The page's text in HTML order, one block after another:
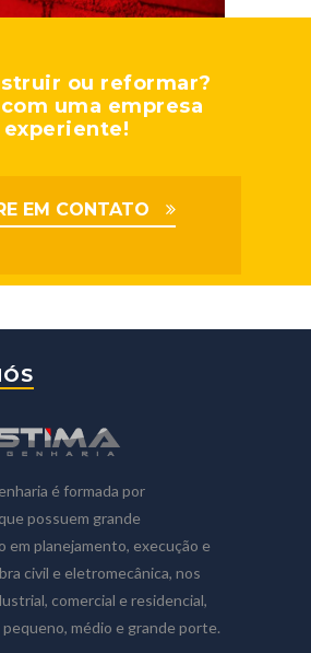
ou reformar?
uma empresa
experiente!
EM CONTATO
é formada por
possuem grande
em planejamento, execução e
civil e eletromecânica, nos
comercial e residencial,
pequeno, médio e grande porte.